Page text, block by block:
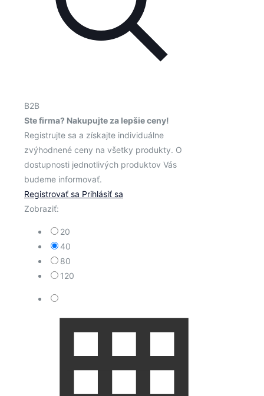
B2B
Ste firma? Nakupujte za lepšie ceny!
Registrujte sa a získajte individuálne
zvýhodnené ceny na všetky produkty. O
dostupnosti jednotlivých produktov Vás
budeme informovať.
Registrovať sa Prihlásiť sa
Zobraziť:
20
40
80
120